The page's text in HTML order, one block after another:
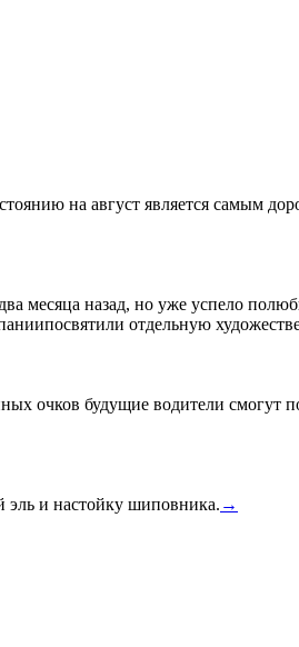
на август является самым
месяца назад, но уже успело
отдельную
очков будущие водители смогут
эль и настойку шиповника. →